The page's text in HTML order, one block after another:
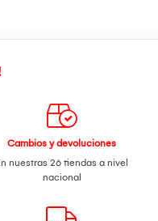
Cambios y devoluciones
nuestras 26 tiendas a nivel
nacional